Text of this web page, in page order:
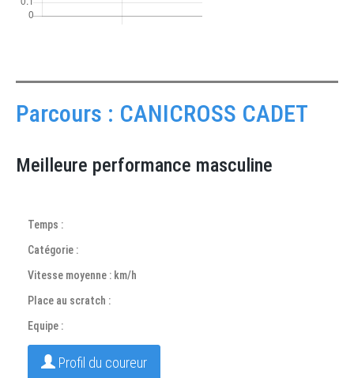
Parcours : CANICROSS CADET
Meilleure performance masculine
Temps :
Catégorie :
Vitesse moyenne : km/h
Place au scratch :
Equipe :
Profil du coureur